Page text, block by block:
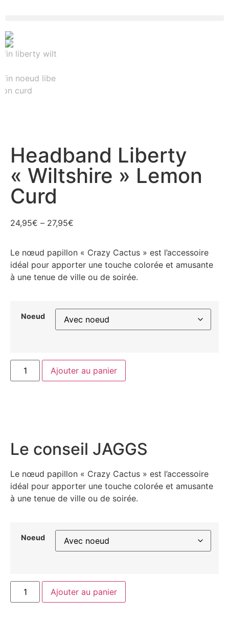
Headband Liberty
« Wiltshire » Lemon
Curd
24,95€ – 27,95€
Le nœud papillon « Crazy Cactus » est l’accessoire
idéal pour apporter une touche colorée et amusante
à une tenue de ville ou de soirée.
Noeud
Ajouter au panier
Le conseil JAGGS
Le nœud papillon « Crazy Cactus » est l’accessoire
idéal pour apporter une touche colorée et amusante
à une tenue de ville ou de soirée.
Noeud
Ajouter au panier